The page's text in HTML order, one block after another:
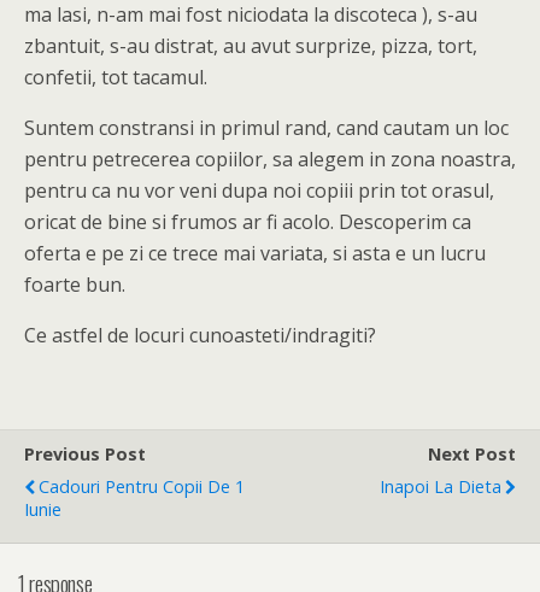
ma lasi, n-am mai fost niciodata la discoteca ), s-au
zbantuit, s-au distrat, au avut surprize, pizza, tort,
confetii, tot tacamul.
Suntem constransi in primul rand, cand cautam un loc
pentru petrecerea copiilor, sa alegem in zona noastra,
pentru ca nu vor veni dupa noi copiii prin tot orasul,
oricat de bine si frumos ar fi acolo. Descoperim ca
oferta e pe zi ce trece mai variata, si asta e un lucru
foarte bun.
Ce astfel de locuri cunoasteti/indragiti?
Previous Post
Cadouri Pentru Copii De 1
Iunie
Next Post
Inapoi La Dieta
1 response